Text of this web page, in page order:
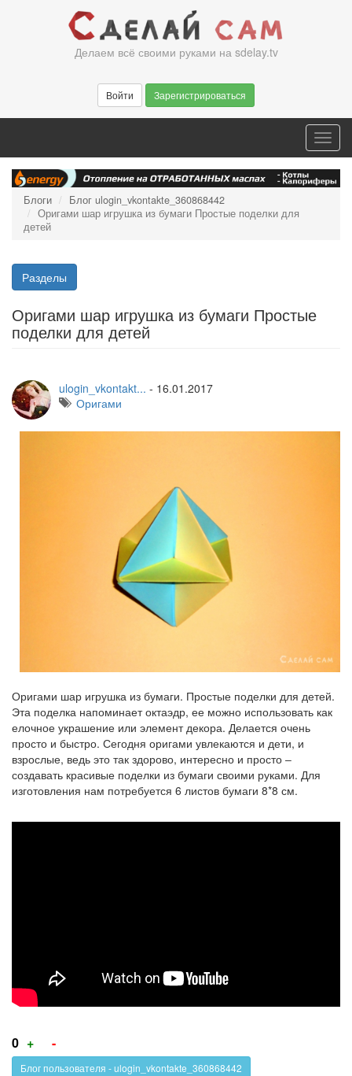
Делаем всё своими руками на sdelay.tv
Войти Зарегистрироваться
Блоги
Блог ulogin_vkontakte_360868442
Оригами шар игрушка из бумаги Простые поделки для
детей
Разделы
Оригами шар игрушка из бумаги Простые
поделки для детей
ulogin_vkontakt... - 16.01.2017
Оригами
Оригами шар игрушка из бумаги. Простые поделки для детей.
Эта поделка напоминает октаэдр, ее можно использовать как
елочное украшение или элемент декора. Делается очень
просто и быстро. Сегодня оригами увлекаются и дети, и
взрослые, ведь это так здорово, интересно и просто ‒
создавать красивые поделки из бумаги своими руками. Для
изготовления нам потребуется 6 листов бумаги 8*8 см.
Простые
поделки
для
детей
0 +
за!
-
против!
Блог пользователя - ulogin_vkontakte_360868442